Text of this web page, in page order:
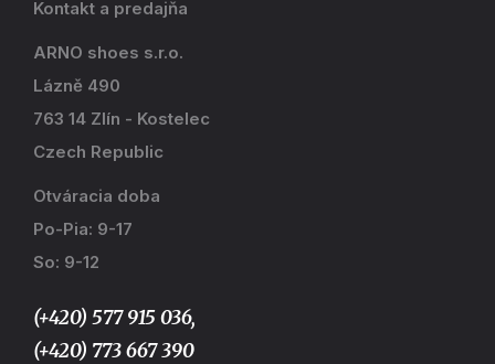
Kontakt a predajňa
ARNO shoes s.r.o.
Lázně 490
763 14 Zlín - Kostelec
Czech Republic
Otváracia doba
Po-Pia: 9-17
So: 9-12
(+420) 577 915 036,
(+420) 773 667 390